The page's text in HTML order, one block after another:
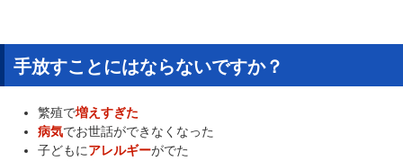
手放すことにはならないですか？
繁殖で増えすぎた
病気でお世話ができなくなった
子どもにアレルギーがでた